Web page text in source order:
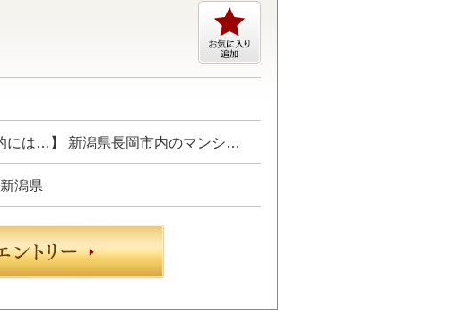
プロジェクトにて、建築施工管理業務をお任せします。 【具体的には…】 新潟県長岡市内のマンション改修工事における施工管理業務 ・現場管理全般（原価、工程、安全、品質） ・予算管理、施工計画 ・現場工事の取りまとめ ・書類作成 など ☆あなたのご経験やスキルに合わせた業務をお任せします☆
新潟県